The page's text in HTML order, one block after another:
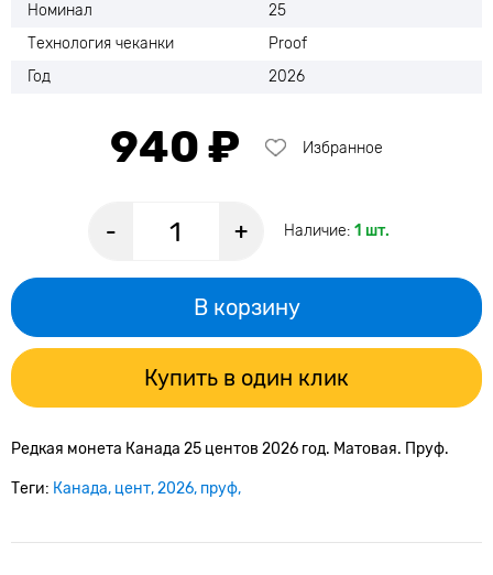
Номинал
25
Технология чеканки
Proof
Год
2026
940 ₽ Избранное
- + Наличие: 1 шт.
В корзину
Купить в один клик
Редкая монета Канада 25 центов 2026 год. Матовая. Пруф.
Теги: Канада цент 2026 пруф